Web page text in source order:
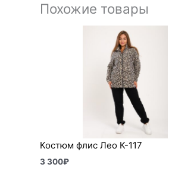
Похожие товары
Костюм флис Лео К-117
3 300₽